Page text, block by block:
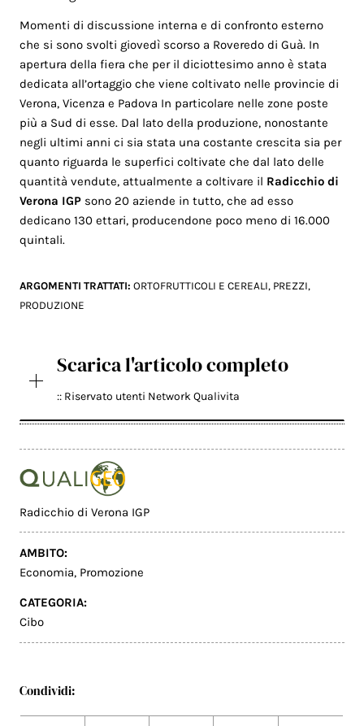
Momenti di discussione interna e di confronto esterno
che si sono svolti giovedì scorso a Roveredo di Guà. In
apertura della fiera che per il diciottesimo anno è stata
dedicata all’ortaggio che viene coltivato nelle provincie di
Verona, Vicenza e Padova In particolare nelle zone poste
più a Sud di esse. Dal lato della produzione, nonostante
negli ultimi anni ci sia stata una costante crescita sia per
quanto riguarda le superfici coltivate che dal lato delle
quantità vendute, attualmente a coltivare il Radicchio di
Verona IGP sono 20 aziende in tutto, che ad esso
dedicano 130 ettari, producendone poco meno di 16.000
quintali.
ARGOMENTI TRATTATI:ORTOFRUTTICOLI E CEREALI, PREZZI,
PRODUZIONE
Scarica l'articolo completo
:: Riservato utenti Network Qualivita
Radicchio di Verona IGP
AMBITO:
Economia, Promozione
CATEGORIA:
Cibo
Condividi: